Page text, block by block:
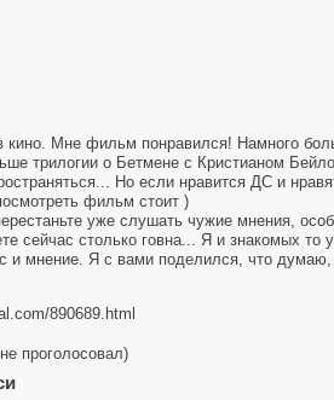
кино. Мне фильм понравился! Намного
трилогии о Бетмене с Кристианом
Но если нравится ДС и
фильм стоит )
уже слушать чужие мнения,
сейчас столько говна... Я и знакомых
и мнение. Я с вами поделился, что
890689.html
проголосовал)